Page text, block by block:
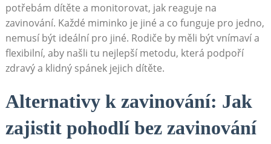
potřebám dítěte a monitorovat, jak reaguje na
zavinování. Každé miminko je jiné a co funguje pro jedno,
nemusí být ideální pro jiné. Rodiče by měli být vnímaví a
flexibilní, aby našli tu nejlepší metodu, která podpoří
zdravý a klidný spánek jejich dítěte.
Alternativy k zavinování: Jak
zajistit pohodlí bez zavinování